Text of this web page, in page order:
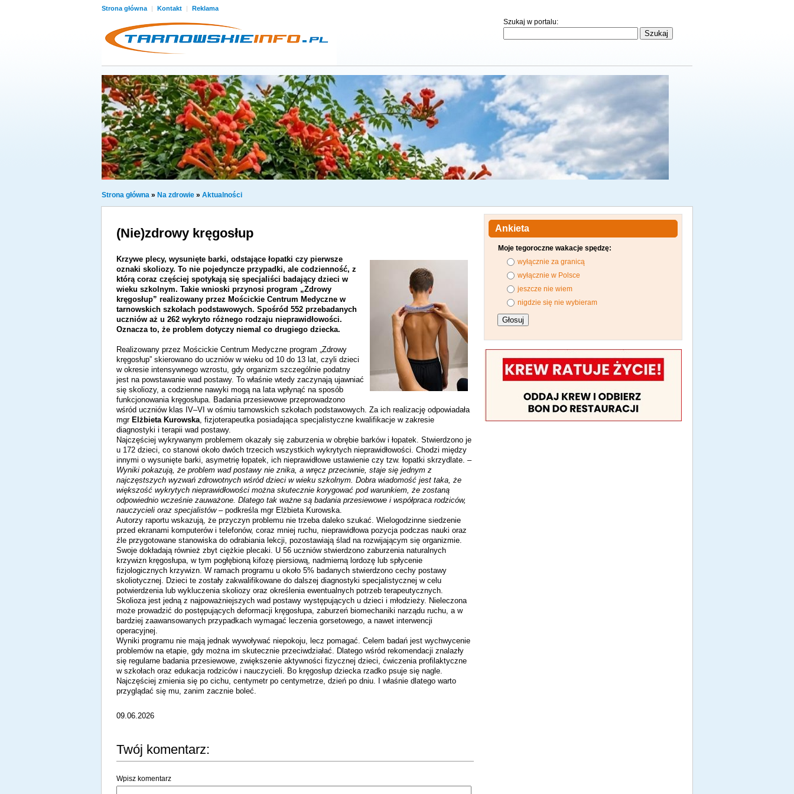
Strona główna | Kontakt | Reklama
Szukaj w portalu:
Strona główna » Na zdrowie » Aktualności
(Nie)zdrowy kręgosłup
Krzywe plecy, wysunięte barki, odstające łopatki czy pierwsze
oznaki skoliozy. To nie pojedyncze przypadki, ale codzienność, z
którą coraz częściej spotykają się specjaliści badający dzieci w
wieku szkolnym. Takie wnioski przynosi program „Zdrowy
kręgosłup” realizowany przez Mościckie Centrum Medyczne w
tarnowskich szkołach podstawowych. Spośród 552 przebadanych
uczniów aż u 262 wykryto różnego rodzaju nieprawidłowości.
Oznacza to, że problem dotyczy niemal co drugiego dziecka.
Realizowany przez Mościckie Centrum Medyczne program „Zdrowy
kręgosłup” skierowano do uczniów w wieku od 10 do 13 lat, czyli dzieci
w okresie intensywnego wzrostu, gdy organizm szczególnie podatny
jest na powstawanie wad postawy. To właśnie wtedy zaczynają ujawniać
się skoliozy, a codzienne nawyki mogą na lata wpłynąć na sposób
funkcjonowania kręgosłupa. Badania przesiewowe przeprowadzono
wśród uczniów klas IV–VI w ośmiu tarnowskich szkołach podstawowych. Za ich realizację odpowiadała
mgr Elżbieta Kurowska, fizjoterapeutka posiadająca specjalistyczne kwalifikacje w zakresie
diagnostyki i terapii wad postawy.
Najczęściej wykrywanym problemem okazały się zaburzenia w obrębie barków i łopatek. Stwierdzono je
u 172 dzieci, co stanowi około dwóch trzecich wszystkich wykrytych nieprawidłowości. Chodzi między
innymi o wysunięte barki, asymetrię łopatek, ich nieprawidłowe ustawienie czy tzw. łopatki skrzydlate. –
Wyniki pokazują, że problem wad postawy nie znika, a wręcz przeciwnie, staje się jednym z
najczęstszych wyzwań zdrowotnych wśród dzieci w wieku szkolnym. Dobra wiadomość jest taka, że
większość wykrytych nieprawidłowości można skutecznie korygować pod warunkiem, że zostaną
odpowiednio wcześnie zauważone. Dlatego tak ważne są badania przesiewowe i współpraca rodziców,
nauczycieli oraz specjalistów– podkreśla mgr Elżbieta Kurowska.
Autorzy raportu wskazują, że przyczyn problemu nie trzeba daleko szukać. Wielogodzinne siedzenie
przed ekranami komputerów i telefonów, coraz mniej ruchu, nieprawidłowa pozycja podczas nauki oraz
źle przygotowane stanowiska do odrabiania lekcji, pozostawiają ślad na rozwijającym się organizmie.
Swoje dokładają również zbyt ciężkie plecaki. U 56 uczniów stwierdzono zaburzenia naturalnych
krzywizn kręgosłupa, w tym pogłębioną kifozę piersiową, nadmierną lordozę lub spłycenie
fizjologicznych krzywizn. W ramach programu u około 5% badanych stwierdzono cechy postawy
skoliotycznej. Dzieci te zostały zakwalifikowane do dalszej diagnostyki specjalistycznej w celu
potwierdzenia lub wykluczenia skoliozy oraz określenia ewentualnych potrzeb terapeutycznych.
Skolioza jest jedną z najpoważniejszych wad postawy występujących u dzieci i młodzieży. Nieleczona
może prowadzić do postępujących deformacji kręgosłupa, zaburzeń biomechaniki narządu ruchu, a w
bardziej zaawansowanych przypadkach wymagać leczenia gorsetowego, a nawet interwencji
operacyjnej.
Wyniki programu nie mają jednak wywoływać niepokoju, lecz pomagać. Celem badań jest wychwycenie
problemów na etapie, gdy można im skutecznie przeciwdziałać. Dlatego wśród rekomendacji znalazły
się regularne badania przesiewowe, zwiększenie aktywności fizycznej dzieci, ćwiczenia profilaktyczne
w szkołach oraz edukacja rodziców i nauczycieli. Bo kręgosłup dziecka rzadko psuje się nagle.
Najczęściej zmienia się po cichu, centymetr po centymetrze, dzień po dniu. I właśnie dlatego warto
przyglądać się mu, zanim zacznie boleć.
09.06.2026
Twój komentarz:
Wpisz komentarz
Ankieta
Moje tegoroczne wakacje spędzę:
wyłącznie za granicą
wyłącznie w Polsce
jeszcze nie wiem
nigdzie się nie wybieram